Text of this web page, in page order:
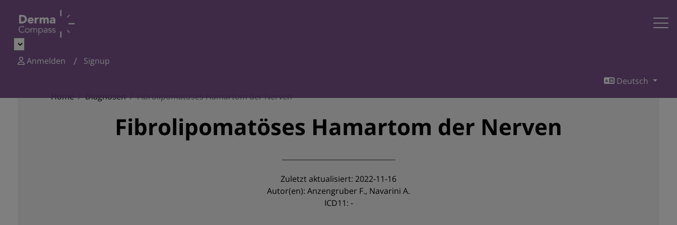
Anmelden
Signup
Deutsch
Home
Diagnosen Fibrolipomatöses Hamartom der Nerven
Fibrolipomatöses Hamartom der Nerven
Zuletzt aktualisiert: 2022-11-16
Autor(en): Anzengruber F., Navarini A.
ICD11: -